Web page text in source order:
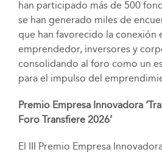
han participado más de 500
se han generado miles de
que han favorecido la conexión
emprendedor, inversores y
consolidando al foro como un
para el impulso del
Premio Empresa Innovadora
Foro Transfiere 2026’
El III Premio Empresa